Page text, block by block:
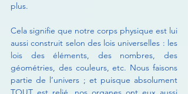
plus.
Cela signifie que notre corps physique est lui
aussi construit selon des lois universelles : les
lois des éléments, des nombres, des
géométries, des couleurs, etc. Nous faisons
partie de l’univers ; et puisque absolument